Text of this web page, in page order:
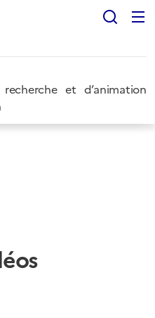
et d’animation